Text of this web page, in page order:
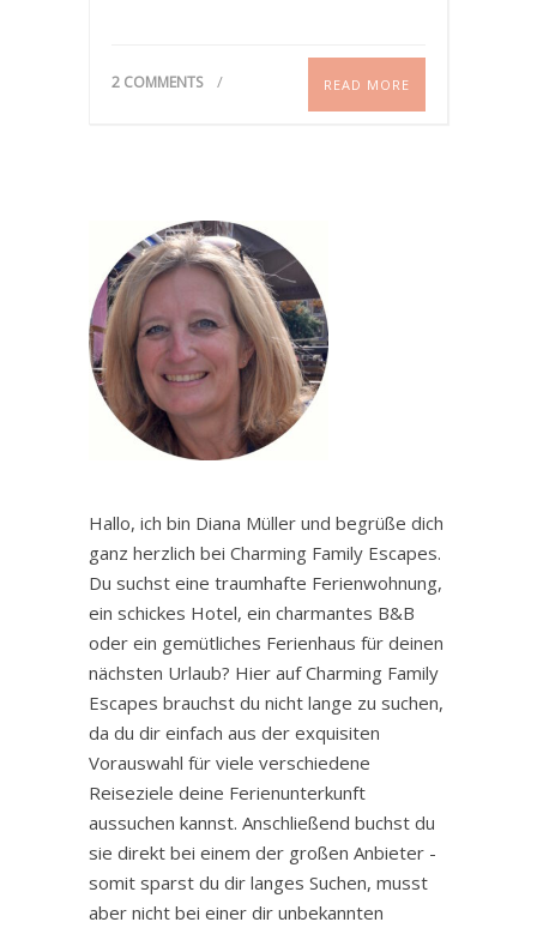
2 COMMENTS READ MORE
Hallo, ich bin Diana Müller und begrüße dich
ganz herzlich bei Charming Family Escapes.
Du suchst eine traumhafte Ferienwohnung,
ein schickes Hotel, ein charmantes B&B
oder ein gemütliches Ferienhaus für deinen
nächsten Urlaub? Hier auf Charming Family
Escapes brauchst du nicht lange zu suchen,
da du dir einfach aus der exquisiten
Vorauswahl für viele verschiedene
Reiseziele deine Ferienunterkunft
aussuchen kannst. Anschließend buchst du
sie direkt bei einem der großen Anbieter -
somit sparst du dir langes Suchen, musst
aber nicht bei einer dir unbekannten